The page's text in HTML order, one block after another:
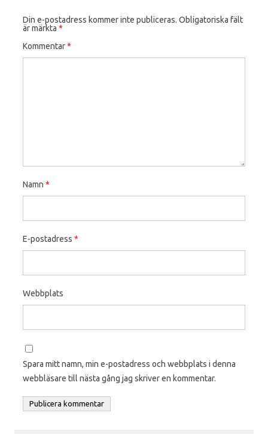
Din e-postadress kommer inte publiceras. Obligatoriska fält
är märkta *
Kommentar*
Namn *
E-postadress *
Webbplats
Spara mitt namn, min e-postadress och webbplats i denna
webbläsare till nästa gång jag skriver en kommentar.